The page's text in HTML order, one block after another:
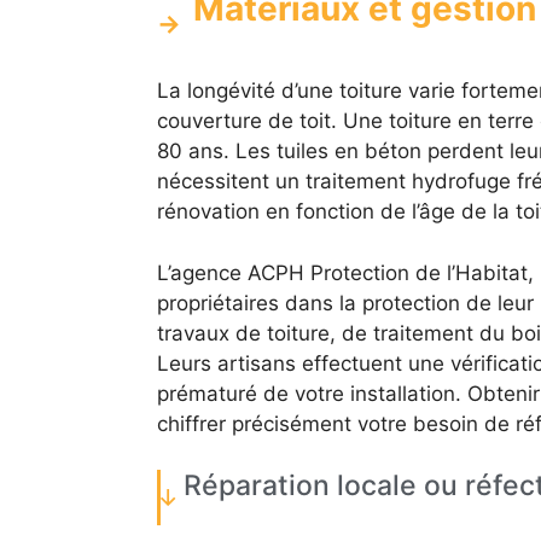
Matériaux et
La longévité d’une toiture varie
couverture de toit. Une toiture en
80 ans. Les tuiles en béton perdent
nécessitent un traitement hydrofuge
rénovation en fonction de l’âge de la
L’agence ACPH Protection de
propriétaires dans la protection de
travaux de toiture, de traitement du
Leurs artisans effectuent une
prématuré de votre installation.
chiffrer précisément votre besoin de
Réparation locale ou